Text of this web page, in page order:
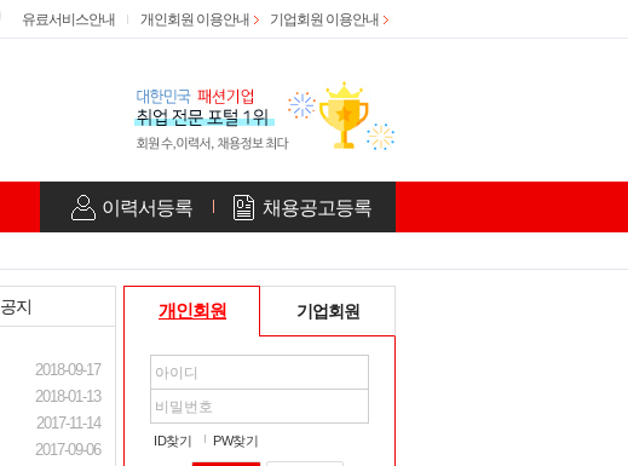
유료서비스안내 개인회원 이용안내 기업회원 이용안내
이력서등록 채용공고등록
공지
2018-09-17
2018-01-13
2017-11-14
2017-09-06
개인회원 기업회원
ID찾기 PW찾기